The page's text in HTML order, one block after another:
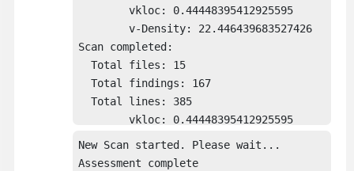
Scan completed:
  Total files: 15
  Total findings: 167
  Total lines: 385
	v-Density: 22.446439683527426
Elapsed Time - 18 Seconds
New Scan started. Please wait...
Assessment complete